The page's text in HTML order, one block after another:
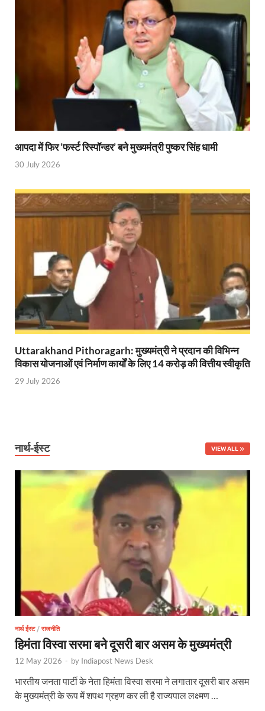
धरती का स्वास्थ्य सही रहेगा तभी बची रहेगी सृष्टिः योगी
4 Years Achievements Of Uttarakhand
Jairam Ramesh On BJP: श्यामा प्रसाद मुखर्जी के
AIIMS Rishikesh: केन्द्रीय स्वास्थ्य मंत्री जेपी नड्डा से
Kashi Tamil Sangamm: भारत सरकार भाषाई
Ayushman Yojana: मुख्यमंत्री ने 142 नवनियुक्त
Mutul Fund SIP: सिर्फ 2000 महीने जमा करके कैसे बन
Manas Khand Mala Yojana: मुख्यमंत्री धामी ने किया
Bastar Mobile Network: बस्तर के कोंडापल्ली में पहली
Skill Development & Polytechnic Courses:
Haridwar Kumbh: हरिद्वार में होने वाले कुंभ को लेकर बोले
Air Fare Issue: इंडिगो संकट के बीच बढ़े हुए हवाई किराए
UP Detention Centre: यूपी में घुसपैठ हूं पर बड़ी
UP BJP State President: उत्तरप्रदेश को जल्द मिलेगा
President Putin Delhi Visit: रूसी राष्ट्रपति Putin
PM Kisan Yojana: पीएम-किसान योजना के अंतर्गत
RPI National Party: आरपीआई को जल्द ही मिलेगा
Khadi Mahotsava: खादी महोत्सव में 3.20 करोड़ की
CM Yogi Jhajjar Visit: मुख्यमंत्री योगी आदित्यनाथ का
VHP News: आतंक के सरगना बनने की होड लगी है मदनियों
Parliment Winter Session 2025: सर्वदलीय बैठक में
UP Pavilion Trade Fair: 44वें अंतरराष्ट्रीय व्यापार
All India Director General Conference: प्रधानमंत्री
आपदा में फिर ‘फर्स्ट रिस्पॉन्डर’ बने मुख्यमंत्री पुष्कर सिंह धामी
30 July 2026
Uttarakhand Pithoragarh: मुख्यमंत्री ने प्रदान की विभिन्न
विकास योजनाओं एवं निर्माण कार्यों के लिए 14 करोड़ की वित्तीय स्वीकृति
29 July 2026
नार्थ-ईस्ट VIEW ALL
नार्थ ईस्ट/ राजनीति
हिमंता विस्वा सरमा बने दूसरी बार असम के मुख्यमंत्री
12 May 2026 - by Indiapost News Desk
भारतीय जनता पार्टी के नेता हिमंता विस्वा सरमा ने लगातार दूसरी बार असम
के मुख्यमंत्री के रूप में शपथ ग्रहण कर ली है राज्यपाल लक्ष्मण …